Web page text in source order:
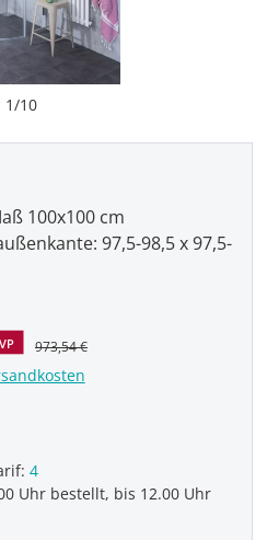
1/10
973,54 €
4
Uhr bestellt, bis 12.00 Uhr
100x100 cm
97,5-98,5 x 97,5-